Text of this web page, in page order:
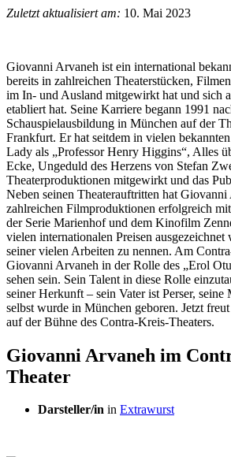
Zuletzt aktualisiert am: 10. Mai 2023
Giovanni Arvaneh ist ein international
bereits in zahlreichen Theaterstücken,
im In- und Ausland mitgewirkt hat und sich
etabliert hat. Seine Karriere begann 1991
Schauspielausbildung in München auf der
Frankfurt. Er hat seitdem in vielen
Lady als „Professor Henry Higgins“, Alles
Ecke, Ungeduld des Herzens von Stefan
Theaterproduktionen mitgewirkt und das
Neben seinen Theaterauftritten hat
zahlreichen Filmproduktionen erfolgreich
der Serie Marienhof und dem Kinofilm
vielen internationalen Preisen
seiner vielen Arbeiten zu nennen. Am
Giovanni Arvaneh in der Rolle des „Erol
sehen sein. Sein Talent in diese Rolle
seiner Herkunft – sein Vater ist Perser,
selbst wurde in München geboren. Jetzt
auf der Bühne des Contra-Kreis-Theaters.
Giovanni Arvaneh im
Theater
Darsteller/in in Extrawurst